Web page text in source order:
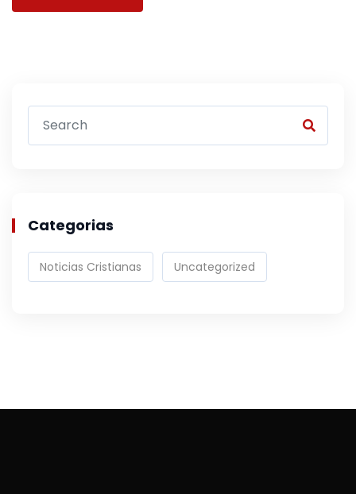
Categorias
Noticias Cristianas Uncategorized